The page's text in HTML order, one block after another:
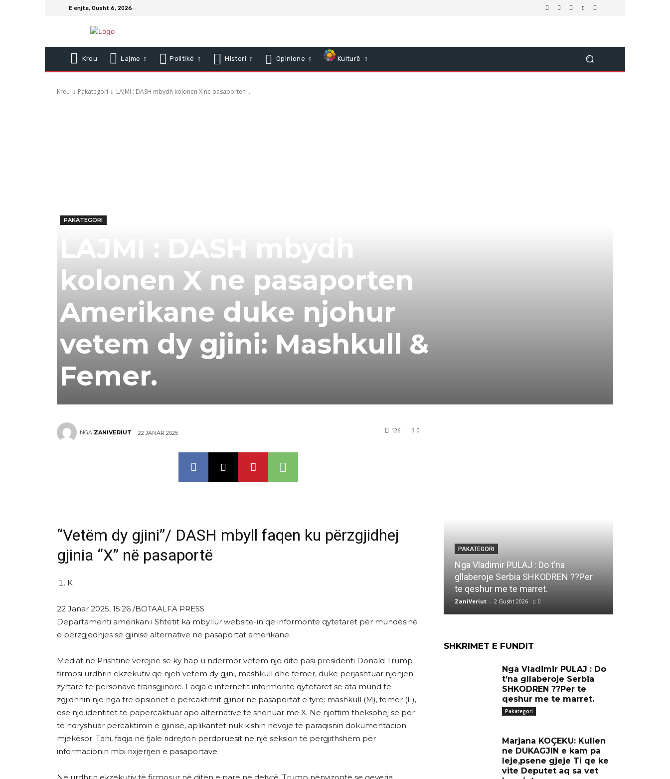
E enjte, Gusht 6, 2026
Kreu Lajme Politikë Histori Opinione Kulturë
Kreu Pakategori LAJMI : DASH mbydh kolonen X ne pasaporten ...
PAKATEGORI
LAJMI : DASH mbydh
kolonen X ne pasaporten
Amerikane duke njohur
vetem dy gjini: Mashkull &
Femer.
NGA ZANIVERIUT 22 JANAR 2025 0
126
“Vetëm dy gjini”/ DASH mbyll faqen ku përzgjidhej
gjinia “X” në pasaportë
K
22 Janar 2025, 15:26 /BOTAALFA PRESS
Departamenti amerikan i Shtetit ka mbyllur website-in që informonte qytetarët për mundësinë
e përzgjedhjes së gjinisë alternative në pasaportat amerikane.
Mediat në Prishtinë vërejnë se ky hap u ndërmor vetëm një ditë pasi presidenti Donald Trump
firmosi urdhrin ekzekutiv që njeh vetëm dy gjini, mashkull dhe femër, duke përjashtuar njohjen
zyrtare të personave transgjinorë. Faqja e internetit informonte qytetarët se ata mund të
zgjidhnin një nga tre opsionet e përcaktimit gjinor në pasaportat e tyre: mashkull (M), femër (F),
ose një identitet të papërcaktuar apo alternative të shënuar me X. Në njoftim theksohej se për
të ndryshuar përcaktimin e gjinisë, aplikantët nuk kishin nevojë të paraqisnin dokumentacion
mjekësor. Tani, faqja në fjalë ridrejton përdoruesit në një seksion të përgjithshëm për
informacionin mbi nxjerrjen e pasaportave.
PAKATEGORI
Nga Vladimir PULAJ : Do t’na
gllaberoje Serbia SHKODREN ??Per
te qeshur me te marret.
ZaniVeriut - 2 Gusht 2026 0
SHKRIMET E FUNDIT
Nga Vladimir PULAJ : Do
t’na gllaberoje Serbia
SHKODREN ??Per te
qeshur me te marret.
Pakategori
Marjana KOÇEKU: Kullen
ne DUKAGJIN e kam pa
leje,psene gjeje Ti qe ke
vite Deputet aq sa vet